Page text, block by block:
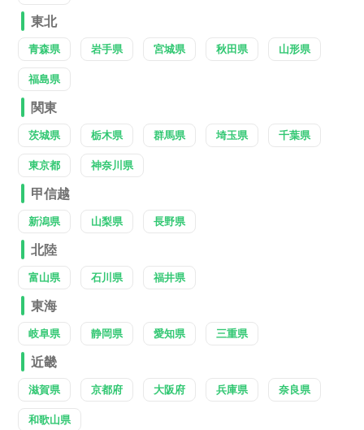
東北
青森県 岩手県 宮城県 秋田県 山形県
福島県
関東
茨城県 栃木県 群馬県 埼玉県 千葉県
東京都 神奈川県
甲信越
新潟県 山梨県 長野県
北陸
富山県 石川県 福井県
東海
岐阜県 静岡県 愛知県 三重県
近畿
滋賀県 京都府 大阪府 兵庫県 奈良県
和歌山県